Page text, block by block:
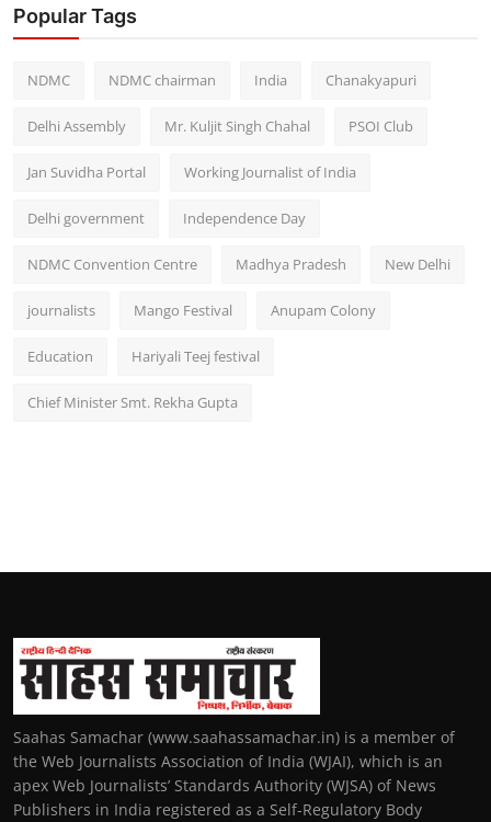
Popular Tags
NDMC NDMC chairman India Chanakyapuri
Delhi Assembly Mr. Kuljit Singh Chahal PSOI Club
Jan Suvidha Portal Working Journalist of India
Delhi government Independence Day
NDMC Convention Centre Madhya Pradesh New Delhi
journalists Mango Festival Anupam Colony
Education Hariyali Teej festival
Chief Minister Smt. Rekha Gupta
Saahas Samachar (www.saahassamachar.in) is a member of
the Web Journalists Association of India (WJAI), which is an
apex Web Journalists’ Standards Authority (WJSA) of News
Publishers in India registered as a Self-Regulatory Body